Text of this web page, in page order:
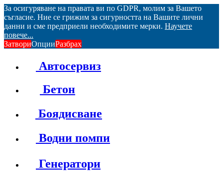
За осигуряване на правата ви по GDPR, молим за Вашето
съгласие. Ние се грижим за сигурността на Вашите лични
данни и сме предприели необходимите мерки. Научете
повече...
ЗатвориОпцииРазбрах
Автосервиз
Бетон
Боядисване
Водни помпи
Генератори